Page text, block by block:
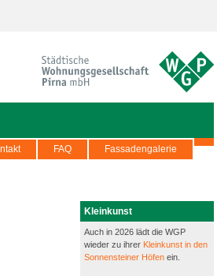
FAQ Fassadengalerie
Kleinkunst
Auch in 2026 lädt die WGP
wieder zu ihrer Kleinkunst in den
Sonnensteiner Höfen ein.